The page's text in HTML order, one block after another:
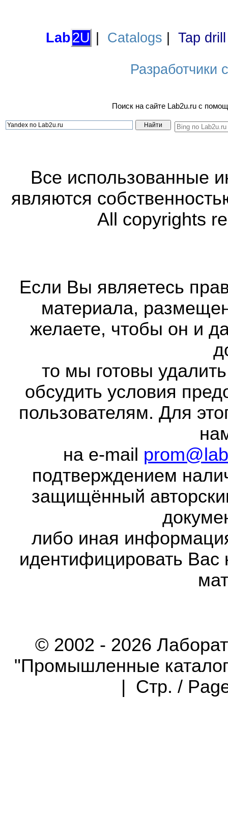
Lab2U Catalogs Tap
Разработчики
Поиск на сайте Lab2u.ru с
Все использованные
являются
All copyrights
Если Вы являетесь
материала,
желаете, чтобы он и
то мы готовы
обсудить условия
пользователям. Для
на e-mail
подтверждением
защищённый
либо иная
идентифицировать Вас
© 2002 - 2026
"Промышленные
| Стр. /